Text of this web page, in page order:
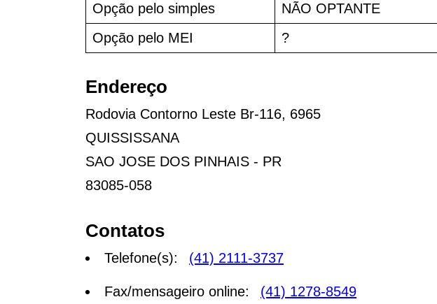
Opção pelo simples
NÃO OPTANTE
Opção pelo MEI
?
Endereço
Rodovia Contorno Leste Br-116, 6965
QUISSISSANA
SAO JOSE DOS PINHAIS - PR
83085-058
Contatos
Telefone(s): (41) 2111-3737
Fax/mensageiro online: (41) 1278-8549